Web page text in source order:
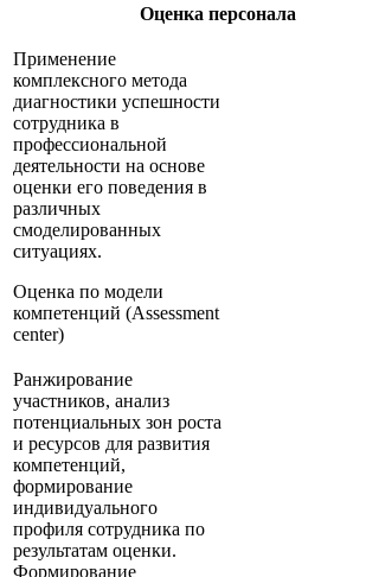
Оценка персонала
Применение
комплексного метода
диагностики успешности
сотрудника в
профессиональной
деятельности на основе
оценки его поведения в
различных
смоделированных
ситуациях.
Оценка по модели
компетенций (Assessment
center)
Ранжирование
участников, анализ
потенциальных зон роста
и ресурсов для развития
компетенций,
формирование
индивидуального
профиля сотрудника по
результатам оценки.
Формирование